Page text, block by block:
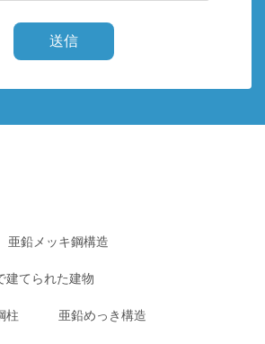
送信
亜鉛メッキ鋼構造
建てられた建物
柱 亜鉛めっき構造